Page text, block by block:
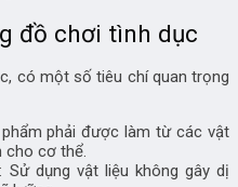
đồ chơi tình dục
có một số tiêu chí quan trọng
phải được làm từ các vật
cho cơ thể.
dụng vật liệu không gây dị